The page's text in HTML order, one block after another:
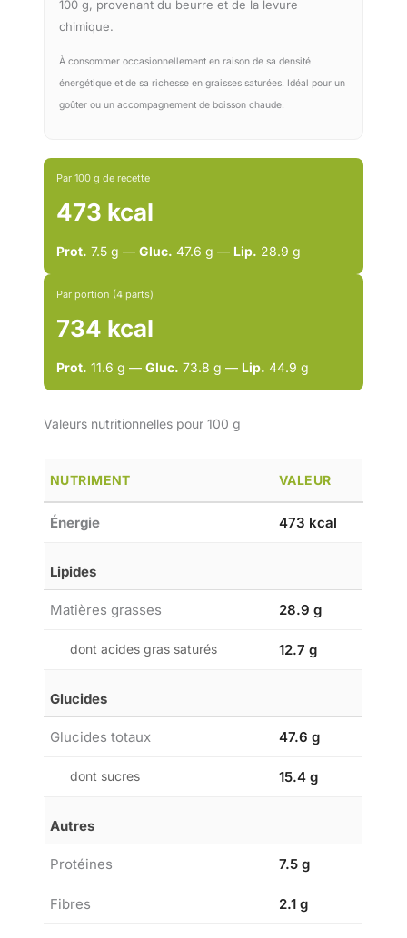
100 g, provenant du beurre et de la levure
chimique.
À consommer occasionnellement en raison de sa densité
énergétique et de sa richesse en graisses saturées. Idéal pour un
goûter ou un accompagnement de boisson chaude.
Par 100 g de recette
473 kcal
Prot. 7.5 g — Gluc. 47.6 g — Lip. 28.9 g
Par portion (4 parts)
734 kcal
Prot. 11.6 g — Gluc. 73.8 g — Lip. 44.9 g
Valeurs nutritionnelles pour 100 g
NUTRIMENT VALEUR
Énergie 473 kcal
Lipides
Matières grasses 28.9 g
dont acides gras saturés 12.7 g
Glucides
Glucides totaux 47.6 g
dont sucres 15.4 g
Autres
Protéines 7.5 g
Fibres 2.1 g